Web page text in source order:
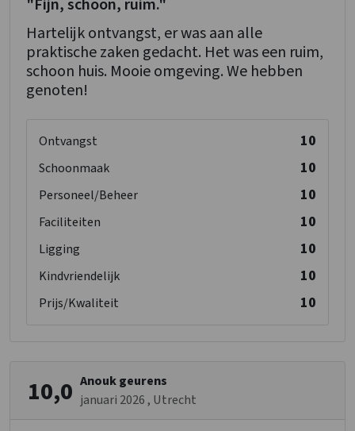
Magnetron
Slaapkamer
Bedden: 20
Slaapkamers
Limburg
Plaats
Kinderen
Kinderbox: 0
Toiletten: 1
1-persoonsbed: 2
Slaapkamer 8
Toiletten: 1
1-persoonsbed
"Fijn, schoon, ruim."
Hartelijk ontvangst, er was aan alle
praktische zaken gedacht. Het was een ruim,
schoon huis. Mooie omgeving. We hebben
genoten!
Ontvangst 10
Schoonmaak 10
Personeel/Beheer 10
Faciliteiten 10
Ligging 10
Kindvriendelijk 10
Prijs/Kwaliteit 10
10,0 Anouk geurens
januari 2026, Utrecht